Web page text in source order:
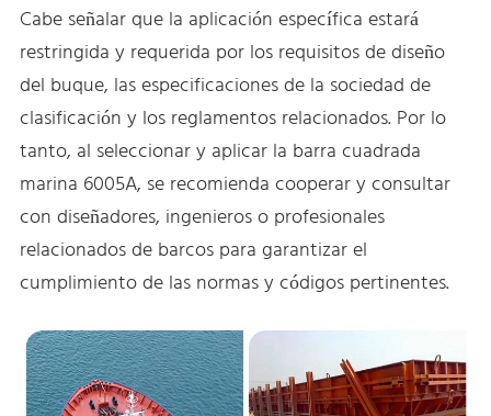
Cabe señalar que la aplicación específica estará
restringida y requerida por los requisitos de diseño
del buque, las especificaciones de la sociedad de
clasificación y los reglamentos relacionados. Por lo
tanto, al seleccionar y aplicar la barra cuadrada
marina 6005A, se recomienda cooperar y consultar
con diseñadores, ingenieros o profesionales
relacionados de barcos para garantizar el
cumplimiento de las normas y códigos pertinentes.